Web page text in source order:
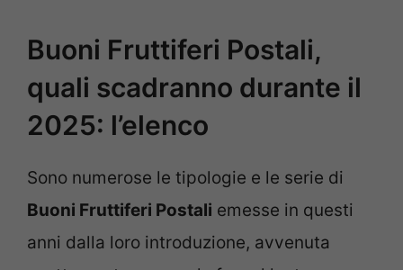
Buoni Fruttiferi Postali,
quali scadranno durante il
2025: l’elenco
Sono numerose le tipologie e le serie di
Buoni Fruttiferi Postali emesse in questi
anni dalla loro introduzione, avvenuta